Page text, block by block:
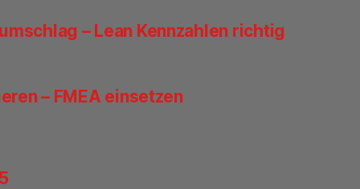
– Lean Kennzahlen richtig
– FMEA einsetzen